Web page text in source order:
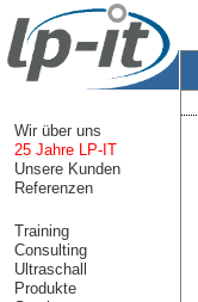
Wir über uns
25 Jahre LP-IT
Unsere Kunden
Referenzen
Training
Consulting
Ultraschall
Produkte